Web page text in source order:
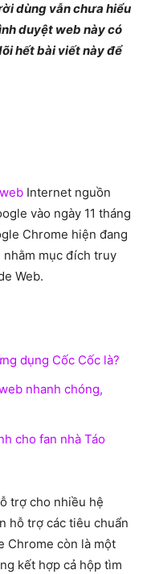
dùng vẫn chưa hiểu
duyệt web này có
hết bài viết này để
Internet nguồn
vào ngày 11 tháng
Chrome hiện đang
mục đích truy
Web.
dụng Cốc Cốc là?
nhanh chóng,
cho fan nhà Táo
trợ cho nhiều hệ
hỗ trợ các tiêu chuẩn
Chrome còn là một
kết hợp cả hộp tìm